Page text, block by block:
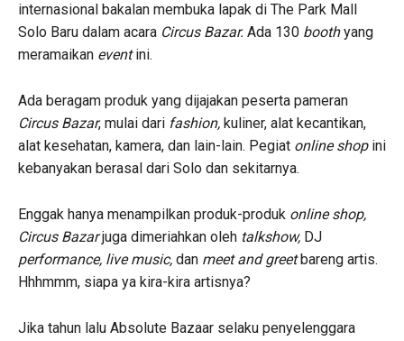
internasional bakalan membuka lapak di The Park Mall
Solo Baru dalam acara Circus Bazar. Ada 130 boothyang
meramaikan eventini.
Ada beragam produk yang dijajakan peserta pameran
Circus Bazar, mulai dari fashion, kuliner, alat kecantikan,
alat kesehatan, kamera, dan lain-lain. Pegiat online shop ini
kebanyakan berasal dari Solo dan sekitarnya.
Enggak hanya menampilkan produk-produk online shop,
Circus Bazarjuga dimeriahkan oleh talkshow, DJ
performance, live music, dan meet and greet bareng artis.
Hhhmmm, siapa ya kira-kira artisnya?
Jika tahun lalu Absolute Bazaar selaku penyelenggara